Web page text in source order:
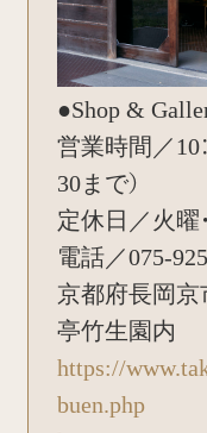
●Shop &
営業時間／10
30まで）
定休日／火曜
電話／075-
京都府長岡
亭竹生園内
https://
buen.php